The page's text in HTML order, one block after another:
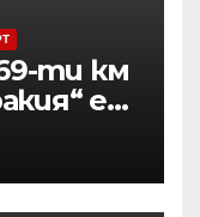
ти км
е